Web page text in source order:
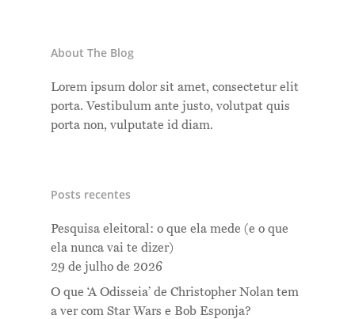
About The Blog
Lorem ipsum dolor sit amet, consectetur elit
porta. Vestibulum ante justo, volutpat quis
porta non, vulputate id diam.
Posts recentes
Pesquisa eleitoral: o que ela mede (e o que
ela nunca vai te dizer)
29 de julho de 2026
O que ‘A Odisseia’ de Christopher Nolan tem
a ver com Star Wars e Bob Esponja?